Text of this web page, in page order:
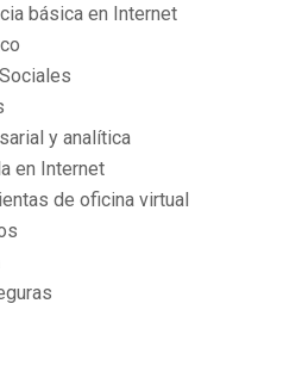
básica en Internet
y analítica
en Internet
de oficina virtual